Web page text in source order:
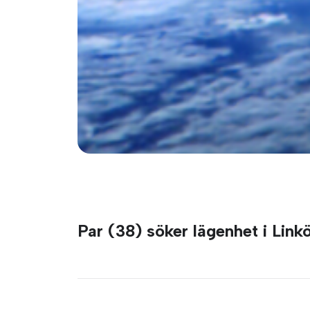
Par (38) söker lägenhet i